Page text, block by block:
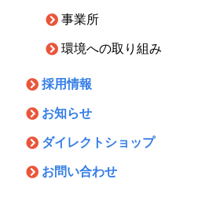
事業所
環境への取り組み
採用情報
お知らせ
ダイレクトショップ
お問い合わせ